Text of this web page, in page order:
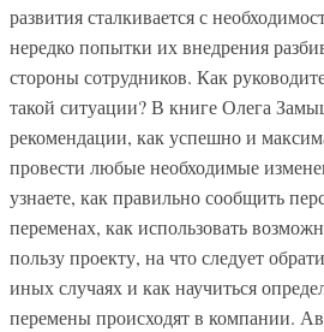
развития сталкивается с
нередко попытки их внедрения
стороны сотрудников. Как
такой ситуации? В книге Олега
рекомендации, как успешно и
провести любые необходимые
узнаете, как правильно сообщить
переменах, как использовать
пользу проекту, на что следует
иных случаях и как научиться
перемены происходят в компании.